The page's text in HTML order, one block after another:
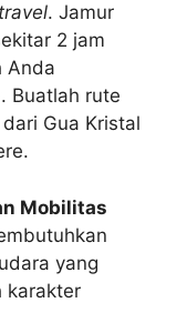
. Jamur
2 jam
Anda
Buatlah rute
Gua Kristal
Mobilitas
yang
karakter